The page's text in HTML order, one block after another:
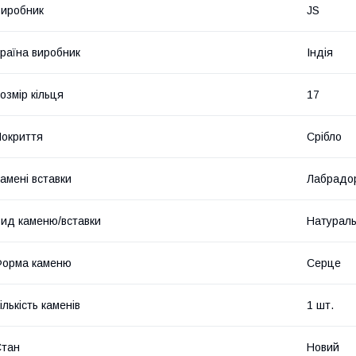
JS
виробник Індія
кільця 17
Срібло
вставки
каменю/вставки
каменю Серце
каменів 1 шт.
Новий